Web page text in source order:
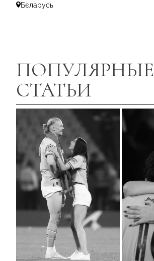
Бєларусь
ПОПУЛЯРНЫЕ
СТАТЬИ